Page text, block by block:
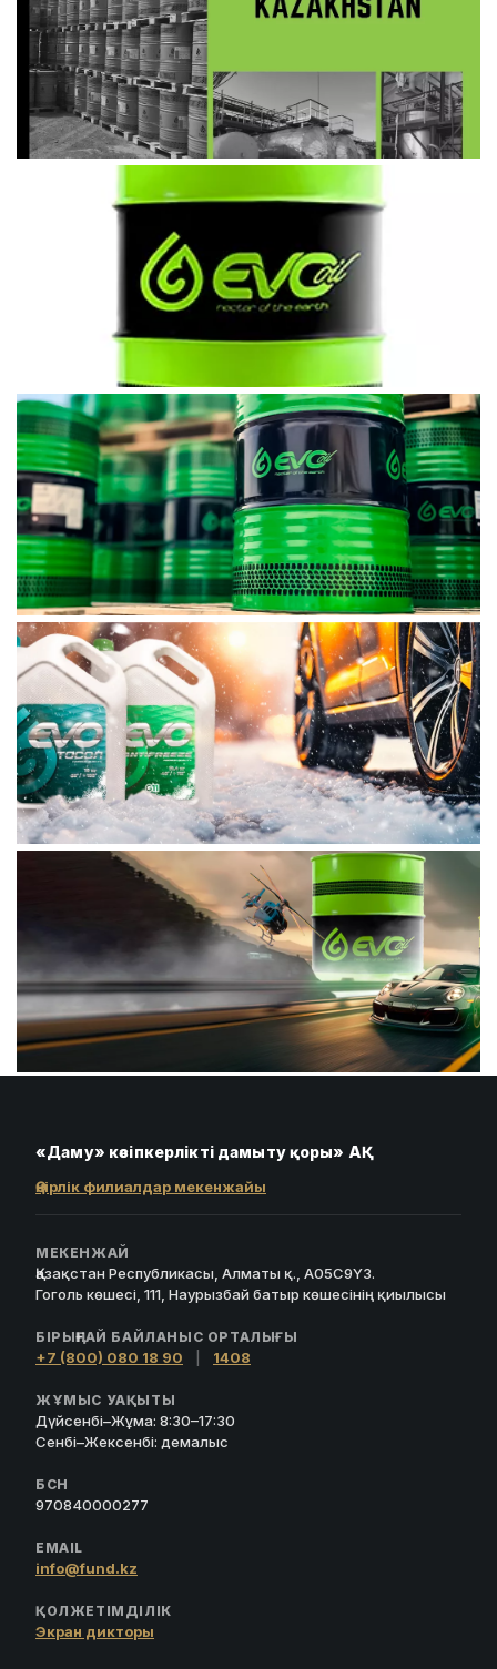
«Даму» кәсіпкерлікті дамыту қоры» АҚ
Өңірлік филиалдар мекенжайы
МЕКЕНЖАЙ
Қазақстан Республикасы, Алматы қ., A05C9Y3.
Гоголь көшесі, 111, Наурызбай батыр көшесінің қиылысы
БІРЫҢҒАЙ БАЙЛАНЫС ОРТАЛЫҒЫ
+7 (800) 080 18 90 1408
ЖҰМЫС УАҚЫТЫ
Дүйсенбі–Жұма: 8:30–17:30
Сенбі–Жексенбі: демалыс
БСН
970840000277
EMAIL
info@fund.kz
ҚОЛЖЕТІМДІЛІК
Экран дикторы